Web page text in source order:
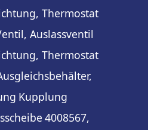
Thermostat
Auslassventil
Thermostat
Kupplung
4008567,